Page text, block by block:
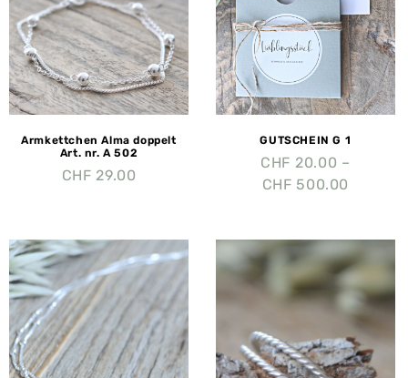
Armkettchen Alma doppelt
Art. nr. A 502
CHF 29.00
GUTSCHEIN G 1
CHF 20.00 –
CHF 500.00